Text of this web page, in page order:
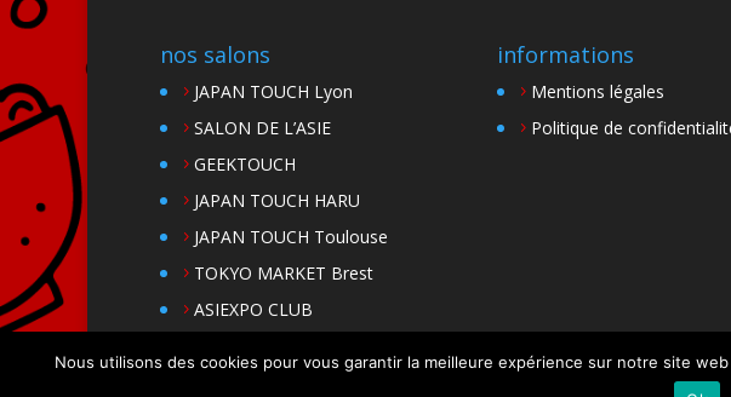
nos salons
JAPAN TOUCH Lyon
SALON DE L’ASIE
GEEKTOUCH
JAPAN TOUCH HARU
JAPAN TOUCH Toulouse
TOKYO MARKET Brest
ASIEXPO CLUB
informations
Mentions légales
Politique de
Nous utilisons des cookies pour vous garantir la meilleure expérience sur notre site